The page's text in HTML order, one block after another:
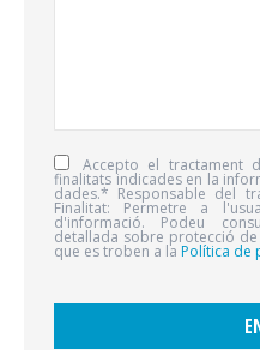
Accepto el tractament
finalitats indicades en la
dades.* Responsable del
Finalitat: Permetre a
d'informació. Podeu
detallada sobre protecció
que es troben a la Política de